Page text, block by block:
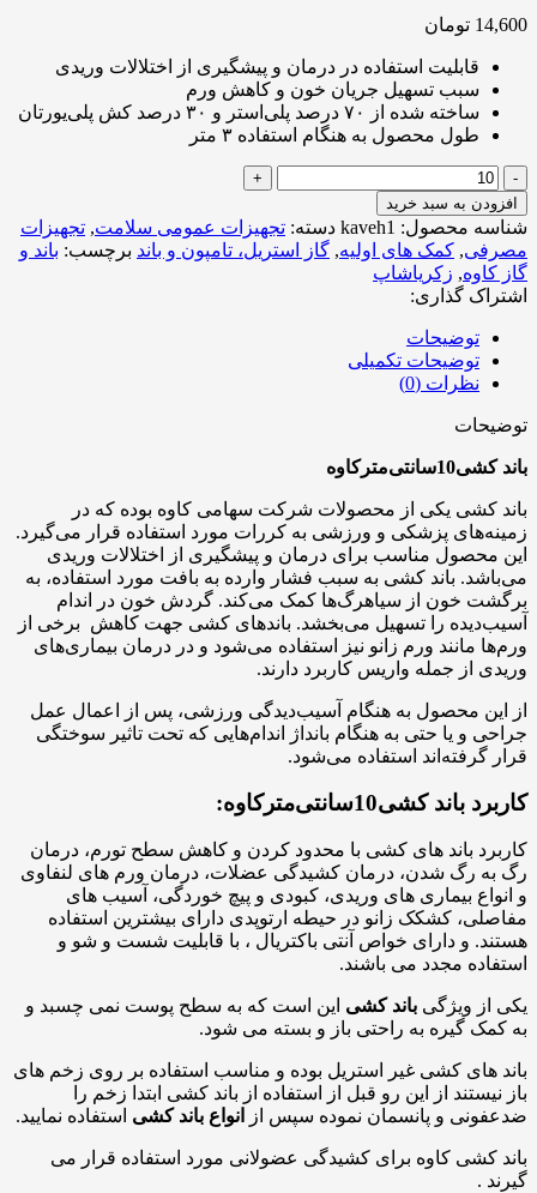
14,600 تومان
قابلیت استفاده در درمان و پیشگیری از اختلالات وریدی
سبب تسهیل جریان خون و کاهش ورم‌
ساخته شده از ۷۰ درصد پلی‌استر و ۳۰ درصد کش‌ پلی‌یورتان
طول محصول به هنگام استفاده ۳ متر
باند
کشی
10
سانتی‌متر
کاوه
عدد
افزودن به سبد خرید
شناسه محصول: kaveh1 دسته: تجهیزات عمومی سلامت, تجهیزات
مصرفی, کمک های اولیه, گاز استریل، تامپون و باند برچسب: باند و
گاز کاوه, زکریاشاپ
اشتراک گذاری:
توضیحات
توضیحات تکمیلی
نظرات (0)
توضیحات
باند کشی10سانتی‌مترکاوه
باند کشی یکی از محصولات شرکت سهامی کاوه بوده که در
زمینه‌های پزشکی و ورزشی به کررات مورد استفاده قرار می‌گیرد.
این محصول مناسب برای درمان و پیشگیری از اختلالات وریدی
می‌باشد. باند کشی به سبب فشار وارده به بافت مورد استفاده، به
برگشت خون از سیاهرگ‌ها کمک می‌کند. گردش خون در اندام
آسیب‌دیده را تسهیل می‌بخشد. باند‌های کشی جهت کاهش برخی از
ورم‌ها مانند ورم زانو نیز استفاده می‌شود و در درمان بیماری‌های
وریدی از جمله واریس کاربرد دارند.
از این محصول به هنگام آسیب‌دیدگی ورزشی، پس از اعمال عمل
جراحی و یا حتی به هنگام بانداژ اندام‌هایی که تحت تاثیر سوختگی
قرار گرفته‌اند استفاده می‌شود.
کاربرد باند کشی10سانتی‌مترکاوه:
کاربرد باند های کشی با محدود کردن و کاهش سطح تورم، درمان
رگ به رگ شدن، درمان کشیدگی عضلات، درمان ورم های لنفاوی
و انواع بیماری های وریدی، کبودی و پیچ خوردگی، آسیب های
مفاصلی، کشکک زانو در حیطه ارتوپدی دارای بیشترین استفاده
هستند. و دارای خواص آنتی باکتریال ، با قابلیت شست و شو و
استفاده مجدد می باشند.
یکی از ویژگی باند کشی این است که به سطح پوست نمی چسبد و
به کمک گیره به راحتی باز و بسته می شود.
باند های کشی غیر استریل بوده و مناسب استفاده بر روی زخم های
باز نیستند از این رو قبل از استفاده از باند کشی ابتدا زخم را
ضدعفونی و پانسمان نموده سپس از
انواع باند کشی استفاده نمایید.
باند کشی کاوه برای کشیدگی عضولانی مورد استفاده قرار می
گیرند .